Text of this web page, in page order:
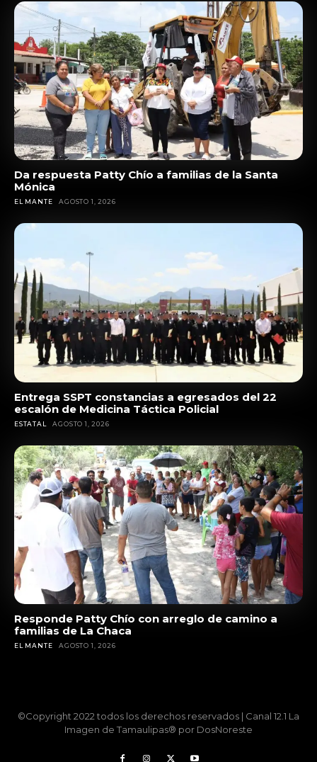
Da respuesta Patty Chío a familias de la Santa
Mónica
EL MANTE AGOSTO 1, 2026
Entrega SSPT constancias a egresados del 22
escalón de Medicina Táctica Policial
ESTATAL AGOSTO 1, 2026
Responde Patty Chío con arreglo de camino a
familias de La Chaca
EL MANTE AGOSTO 1, 2026
©Copyright 2022 todos los derechos reservados | Canal 12.1 La
Imagen de Tamaulipas® por DosNoreste